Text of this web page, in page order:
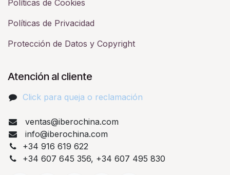
Políticas de Cookies
Políticas de Privacidad
Protección de Datos y Copyright
Atención al cliente
Click para queja o reclamación​
ventas@iberochina.com
info@iberochina.com
+34 916 619 622
+34 607 645 356, +34 607 495 830